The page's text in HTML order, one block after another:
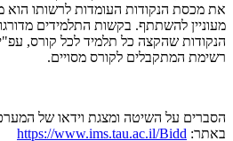
את מכסת הנקודות העומדות לרשותו הוא
מעוניין להשתתף. בקשות התלמידים
הנקודות שהקצה כל תלמיד לכל קורס,
רשימת המתקבלים לקורס מסויים.
הסברים על השיטה ומצגת וידאו של
באתר: https://www.ims.tau.ac.il/Bidd